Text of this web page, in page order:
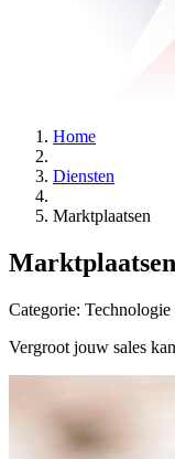
Home
Diensten
Marktplaatsen
Marktplaatsen
Categorie:
Vergroot jouw sales